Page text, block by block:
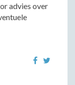
advies over